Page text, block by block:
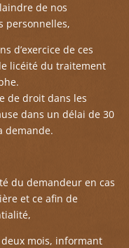
de nos
personnelles,
d’exercice de ces
licéité du traitement
de droit dans les
dans un délai de 30
demande.
du demandeur en cas
et ce afin de
mois, informant